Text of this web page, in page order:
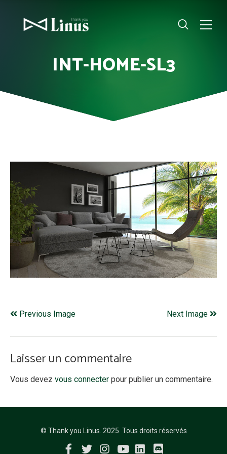
INT-HOME-SL3
Previous Image Next Image
Laisser un commentaire
Vous devez vous connecter pour publier un commentaire.
© Thank you Linus. 2025. Tous droits réservés